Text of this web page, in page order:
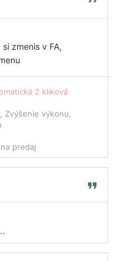
zmenis v FA,
2 kliková
Zvýšenie výkonu,
predaj